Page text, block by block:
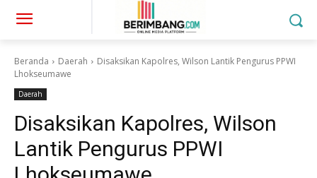
Beranda Daerah
Disaksikan Kapolres, Wilson Lantik Pengurus PPWI
Lhokseumawe
Daerah
Disaksikan Kapolres, Wilson
Lantik Pengurus PPWI